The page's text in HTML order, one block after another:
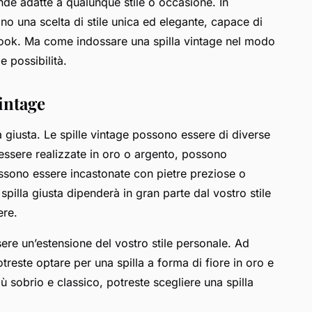
una scelta di stile unica ed elegante, capace di
Ma come indossare una spilla vintage nel modo
possibilità.
Le spille vintage possono essere di diverse
realizzate in oro o argento, possono
essere incastonate con pietre preziose o
giusta dipenderà in gran parte dal vostro stile
un’estensione del vostro stile personale. Ad
optare per una spilla a forma di fiore in oro e
sobrio e classico, potreste scegliere una spilla